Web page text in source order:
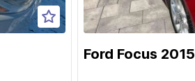
Ford Focus 2015